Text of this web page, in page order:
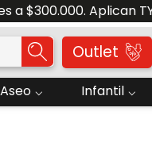
a $300.000. Aplican
Outlet
Infantil